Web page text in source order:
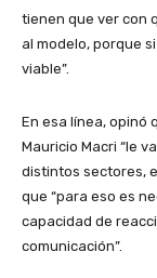
tienen que ver con
al modelo, porque
viable”.
En esa línea, opinó
Mauricio Macri “le
distintos sectores,
que “para eso es
capacidad de
comunicación”.